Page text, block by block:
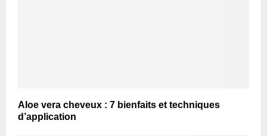
Aloe vera cheveux : 7 bienfaits et techniques
d’application